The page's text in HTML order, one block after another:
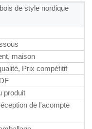
de style nordique
maison
Prix compétitif
produit
de l'acompte